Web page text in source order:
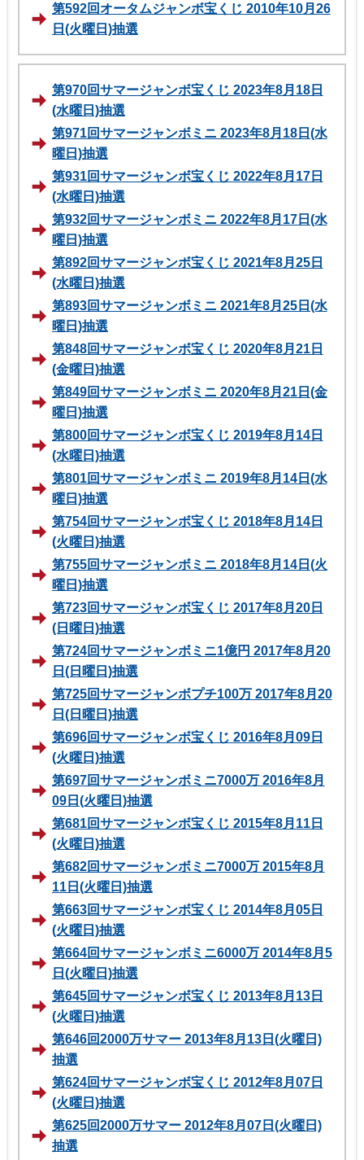
第592回オータムジャンボ宝くじ 2010年10月26
日(火曜日)抽選
第970回サマージャンボ宝くじ 2023年8月18日
(水曜日)抽選
第971回サマージャンボミニ 2023年8月18日(水
曜日)抽選
第931回サマージャンボ宝くじ 2022年8月17日
(水曜日)抽選
第932回サマージャンボミニ 2022年8月17日(水
曜日)抽選
第892回サマージャンボ宝くじ 2021年8月25日
(水曜日)抽選
第893回サマージャンボミニ 2021年8月25日(水
曜日)抽選
第848回サマージャンボ宝くじ 2020年8月21日
(金曜日)抽選
第849回サマージャンボミニ 2020年8月21日(金
曜日)抽選
第800回サマージャンボ宝くじ 2019年8月14日
(水曜日)抽選
第801回サマージャンボミニ 2019年8月14日(水
曜日)抽選
第754回サマージャンボ宝くじ 2018年8月14日
(火曜日)抽選
第755回サマージャンボミニ 2018年8月14日(火
曜日)抽選
第723回サマージャンボ宝くじ 2017年8月20日
(日曜日)抽選
第724回サマージャンボミニ1億円 2017年8月20
日(日曜日)抽選
第725回サマージャンボプチ100万 2017年8月20
日(日曜日)抽選
第696回サマージャンボ宝くじ 2016年8月09日
(火曜日)抽選
第697回サマージャンボミニ7000万 2016年8月
09日(火曜日)抽選
第681回サマージャンボ宝くじ 2015年8月11日
(火曜日)抽選
第682回サマージャンボミニ7000万 2015年8月
11日(火曜日)抽選
第663回サマージャンボ宝くじ 2014年8月05日
(火曜日)抽選
第664回サマージャンボミニ6000万 2014年8月5
日(火曜日)抽選
第645回サマージャンボ宝くじ 2013年8月13日
(火曜日)抽選
第646回2000万サマー 2013年8月13日(火曜日)
抽選
第624回サマージャンボ宝くじ 2012年8月07日
(火曜日)抽選
第625回2000万サマー 2012年8月07日(火曜日)
抽選